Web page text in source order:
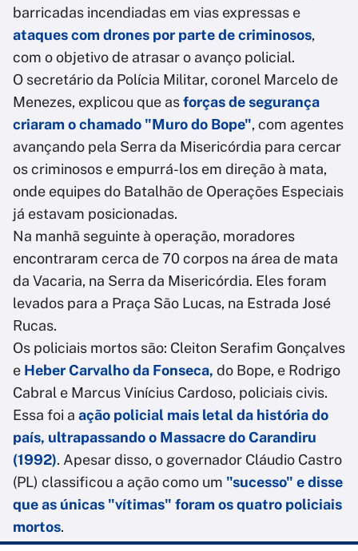
barricadas incendiadas em vias expressas e
ataques com drones por parte de criminosos,
com o objetivo de atrasar o avanço policial.
O secretário da Polícia Militar, coronel Marcelo de
Menezes, explicou que asforças de segurança
criaram o chamado "Muro do Bope", com agentes
avançando pela Serra da Misericórdia para cercar
os criminosos e empurrá-los em direção à mata,
onde equipes do Batalhão de Operações Especiais
já estavam posicionadas.
Na manhã seguinte à operação, moradores
encontraram cerca de 70 corpos na área de mata
da Vacaria, na Serra da Misericórdia. Eles foram
levados para a Praça São Lucas, na Estrada José
Rucas.
Os policiais mortos são: Cleiton Serafim Gonçalves
e Heber Carvalho da Fonseca, do Bope, e Rodrigo
Cabral e Marcus Vinícius Cardoso, policiais civis.
Essa foi a ação policial mais letal da história do
país, ultrapassando o Massacre do Carandiru
(1992). Apesar disso, o governador Cláudio Castro
(PL) classificou a ação como um "sucesso" e disse
que as únicas "vítimas" foram os quatro policiais
mortos.